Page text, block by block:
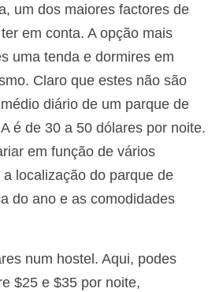
)
(Eslavo )
(Esloveno
Espanhol)
um dos maiores factores de
em conta. A opção mais
uma tenda e dormires em
Claro que estes não são
diário de um parque de
é de 30 a 50 dólares por noite.
em função de vários
localização do parque de
do ano e as comodidades
num hostel. Aqui, podes
$25 e $35 por noite,